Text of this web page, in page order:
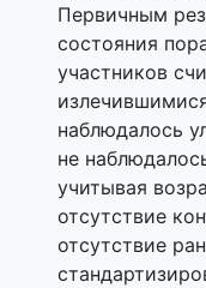
Первичным
состояния
участников
наблюдалось
не
учитывая
отсутствие
отсутствие